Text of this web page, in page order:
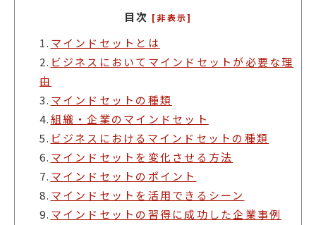
目次 [非表示]
1. マインドセットとは
2. ビジネスにおいてマインドセットが必要な理
由
3. マインドセットの種類
4.組織・企業のマインドセット
5. ビジネスにおけるマインドセットの種類
6. マインドセットを変化させる方法
7. マインドセットのポイント
8. マインドセットを活用できるシーン
9. マインドセットの習得に成功した企業事例